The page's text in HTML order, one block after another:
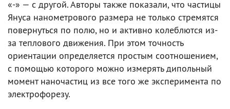
«-» — с другой. Авторы также показали, что частицы
Януса нанометрового размера не только стремятся
повернуться по полю, но и активно колеблются из-
за теплового движения. При этом точность
ориентации определяется простым соотношением,
с помощью которого можно измерять дипольный
момент наночастиц из все того же эксперимента по
электрофорезу.